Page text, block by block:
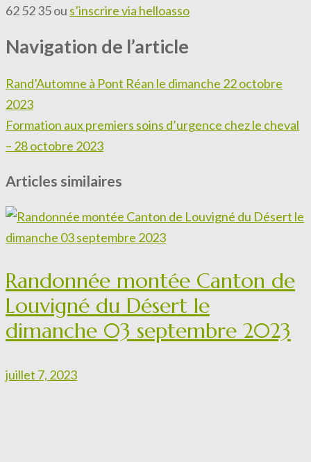
62 52 35 ou s’inscrire via helloasso
Navigation de l’article
Rand’Automne à Pont Réan le dimanche 22 octobre
2023
Formation aux premiers soins d’urgence chez le cheval
– 28 octobre 2023
Articles similaires
Randonnée montée Canton de
Louvigné du Désert le
dimanche 03 septembre 2023
juillet 7, 2023